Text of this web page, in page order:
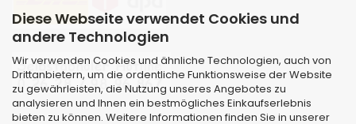
Diese Webseite verwendet Cookies und
andere Technologien
Wir verwenden Cookies und ähnliche Technologien, auch von
Drittanbietern, um die ordentliche Funktionsweise der Website
zu gewährleisten, die Nutzung unseres Angebotes zu
analysieren und Ihnen ein bestmögliches Einkaufserlebnis
bieten zu können. Weitere Informationen finden Sie in unserer